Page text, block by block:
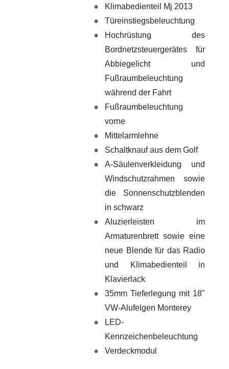
Klimabedienteil Mj 2013
Türeinstiegsbeleuchtung
Hochrüstung des
Bordnetzsteuergerätes für
Abbiegelicht und
Fußraumbeleuchtung
während der Fahrt
Fußraumbeleuchtung
vorne
Mittelarmlehne
Schaltknauf aus dem Golf
A-Säulenverkleidung und
Windschutzrahmen sowie
die Sonnenschutzblenden
in schwarz
Aluzierleisten im
Armaturenbrett sowie eine
neue Blende für das Radio
und Klimabedienteil in
Klavierlack
35mm Tieferlegung mit 18"
VW-Alufelgen Monterey
LED-
Kennzeichenbeleuchtung
Verdeckmodul